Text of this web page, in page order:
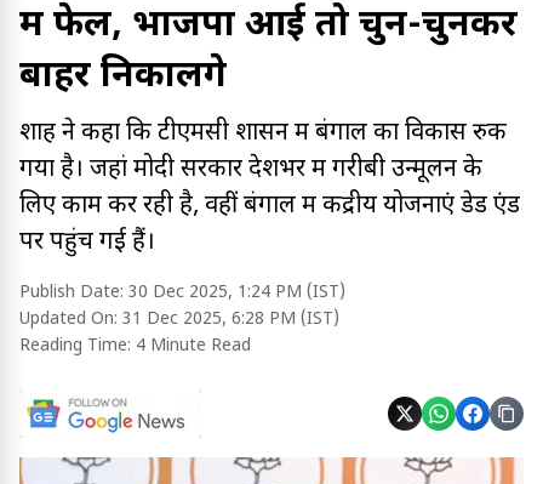
में फेल, भाजपा आई तो चुन-चुनकर
बाहर निकालेंगे
शाह ने कहा कि टीएमसी शासन में बंगाल का विकास रुक
गया है। जहां मोदी सरकार देशभर में गरीबी उन्मूलन के
लिए काम कर रही है, वहीं बंगाल में केंद्रीय योजनाएं डेड एंड
पर पहुंच गई हैं।
Publish Date: 30 Dec 2025, 1:24 PM (IST)
Updated On: 31 Dec 2025, 6:28 PM (IST)
Reading Time: 4 Minute Read